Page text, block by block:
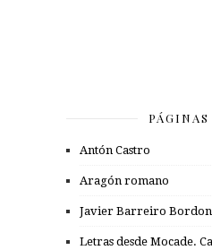
Antón Castro
Aragón romano
Javier Barreiro
Letras desde Mocade.